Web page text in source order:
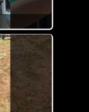
gleich viel schöner